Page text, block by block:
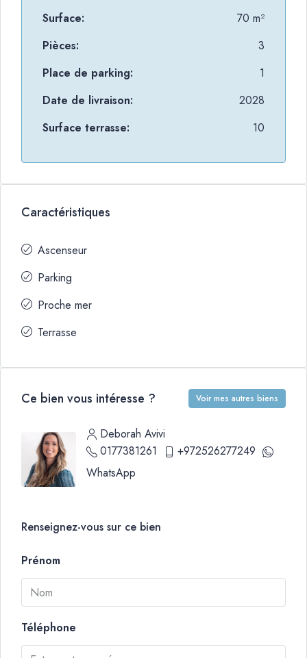
Surface:
70 m²
Pièces:
3
Place de parking:
1
Date de livraison:
2028
Surface terrasse:
10
Caractéristiques
Ascenseur
Parking
Proche mer
Terrasse
Ce bien vous intéresse ? Voir mes autres biens
Deborah Avivi
0177381261
+972526277249
WhatsApp
Renseignez-vous sur ce bien
Prénom
Téléphone